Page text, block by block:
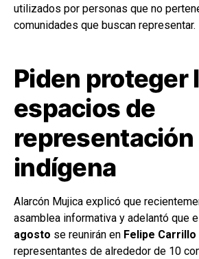
utilizados por personas que no
comunidades que buscan representar.
Piden proteger
espacios de
representación
indígena
Alarcón Mujica explicó que
asamblea informativa y adelantó que
agosto se reunirán en Felipe
representantes de alrededor de 10